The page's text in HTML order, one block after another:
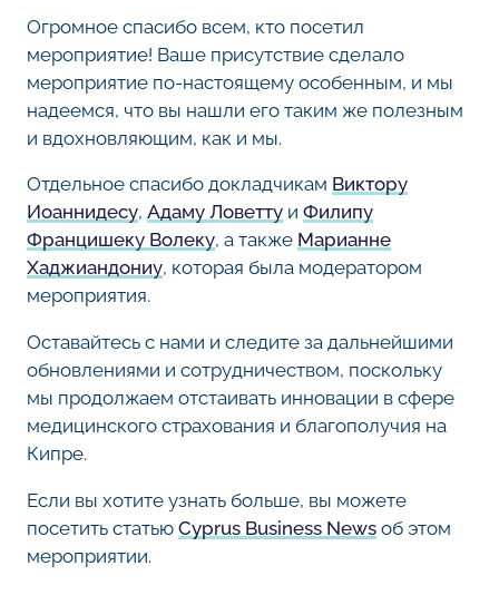
Огромное спасибо всем, кто посетил
мероприятие! Ваше присутствие сделало
мероприятие по-настоящему особенным, и мы
надеемся, что вы нашли его таким же полезным
и вдохновляющим, как и мы.
Отдельное спасибо докладчикам Виктору
Иоаннидесу, Адаму Ловетту и Филипу
Францишеку Волеку, а также Марианне
Хаджиандониу, которая была модератором
мероприятия.
Оставайтесь с нами и следите за дальнейшими
обновлениями и сотрудничеством, поскольку
мы продолжаем отстаивать инновации в сфере
медицинского страхования и благополучия на
Кипре.
Если вы хотите узнать больше, вы можете
посетить статью Cyprus Business News об этом
мероприятии.